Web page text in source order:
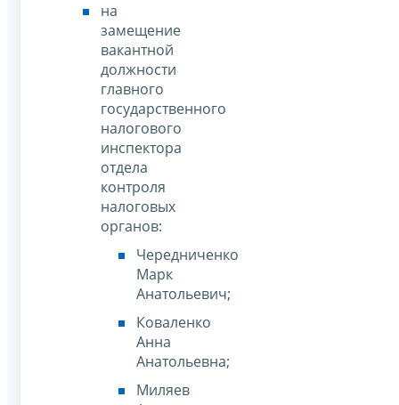
на
замещение
вакантной
должности
главного
государственного
налогового
инспектора
отдела
контроля
налоговых
органов:
Чередниченко
Марк
Анатольевич;
Коваленко
Анна
Анатольевна;
Миляев